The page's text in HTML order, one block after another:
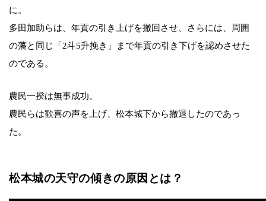
に。
多田加助らは、年貢の引き上げを撤回させ、さらには、周囲
の藩と同じ「2斗5升挽き」まで年貢の引き下げを認めさせた
のである。
農民一揆は無事成功。
農民らは歓喜の声を上げ、松本城下から撤退したのであっ
た。
松本城の天守の傾きの原因とは？